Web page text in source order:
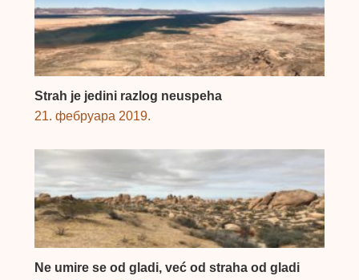
Strah je jedini razlog neuspeha
21. фебруара 2019.
Ne umire se od gladi, već od straha od gladi